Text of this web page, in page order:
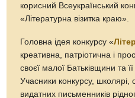
корисний Всеукраїнський
«Літературна візитка краю».
Головна ідея конкурсу «
креативна, патріотична і
своєї малої Батьківщини та
Учасники конкурсу, школярі,
видатних письменників